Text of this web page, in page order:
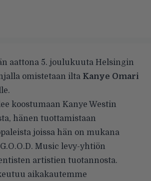
aattona 5. joulukuuta Helsingin
omistetaan ilta Kanye Omari
koostumaan Kanye Westin
hänen tuottamistaan
joissa hän on mukana
Music levy-yhtiön
artistien tuotannosta.
aikakautemme